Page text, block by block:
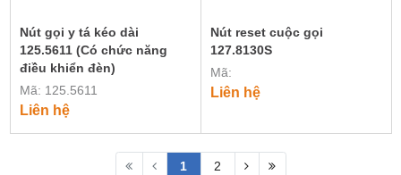
Nút gọi y tá kéo dài
125.5611 (Có chức năng
điều khiển đèn)
Mã: 125.5611
Liên hệ
Nút reset cuộc gọi
127.8130S
Mã:
Liên hệ
1 2